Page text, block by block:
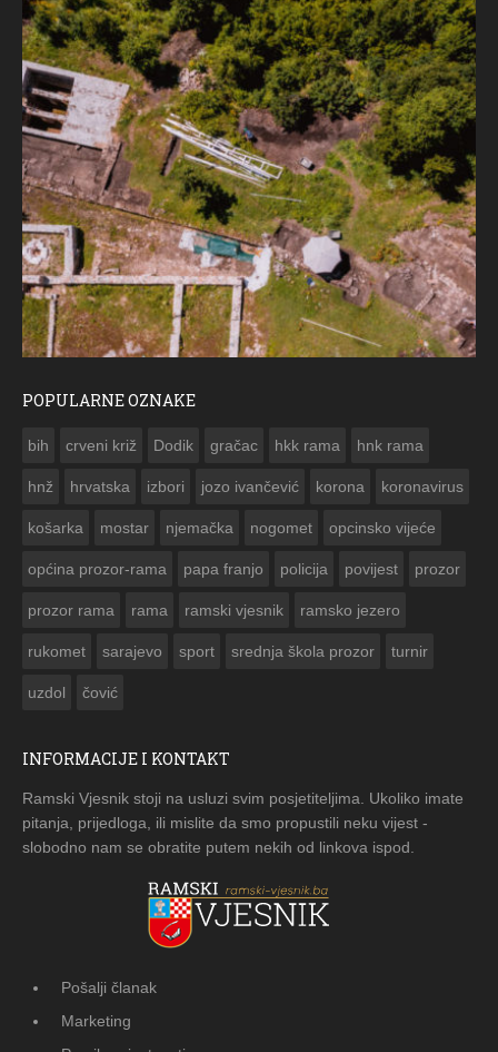
POPULARNE OZNAKE
bih crveni križ Dodik gračac hkk rama hnk rama
hnž hrvatska izbori jozo ivančević korona koronavirus
košarka mostar njemačka nogomet opcinsko vijeće
općina prozor-rama papa franjo policija povijest prozor
prozor rama rama ramski vjesnik ramsko jezero
rukomet sarajevo sport srednja škola prozor turnir
uzdol čović
INFORMACIJE I KONTAKT
Ramski Vjesnik stoji na usluzi svim posjetiteljima. Ukoliko imate
pitanja, prijedloga, ili mislite da smo propustili neku vijest -
slobodno nam se obratite putem nekih od linkova ispod.
Pošalji članak
Marketing